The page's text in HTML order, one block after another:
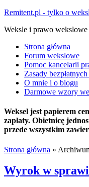
Remitent.pl - tylko o
Weksle i prawo wekslowe
Strona główna
Forum wekslowe
Pomoc kancelarii
Zasady
O mnie i o blogu
Darmowe wzory
Weksel jest papierem
zapłaty. Obietnicę
przede wszystkim
Strona główna »
Wyrok w